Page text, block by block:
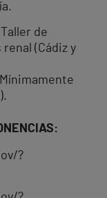
de
(Cádiz y
?